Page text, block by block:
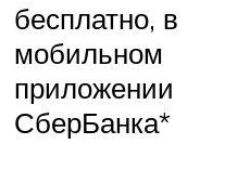
бесплатно, в
мобильном
приложении
СберБанка*